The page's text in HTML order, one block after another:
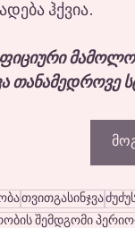
ჰქვია.
თანამედროვე
თვითგასინჯვა
შემდგომი